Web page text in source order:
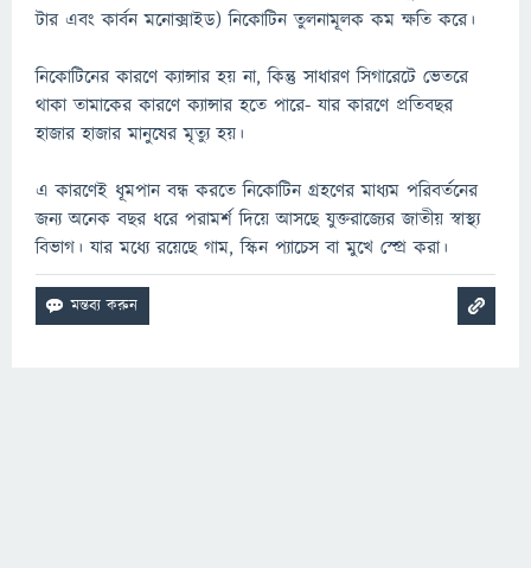
টার এবং কার্বন মনোক্সাইড) নিকোটিন তুলনামূলক কম ক্ষতি করে।
নিকোটিনের কারণে ক্যান্সার হয় না, কিন্তু সাধারণ সিগারেটে ভেতরে
থাকা তামাকের কারণে ক্যান্সার হতে পারে- যার কারণে প্রতিবছর
হাজার হাজার মানুষের মৃত্যু হয়।
এ কারণেই ধূমপান বন্ধ করতে নিকোটিন গ্রহণের মাধ্যম পরিবর্তনের
জন্য অনেক বছর ধরে পরামর্শ দিয়ে আসছে যুক্তরাজ্যের জাতীয় স্বাস্থ্য
বিভাগ। যার মধ্যে রয়েছে গাম, স্কিন প্যাচেস বা মুখে স্প্রে করা।